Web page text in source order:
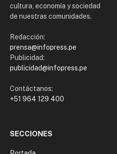
cultura, economía y sociedad
de nuestras comunidades.
Redacción:
prensa@infopress.pe
Publicidad:
publicidad@infopress.pe
Contáctanos:
+51 964 129 400
SECCIONES